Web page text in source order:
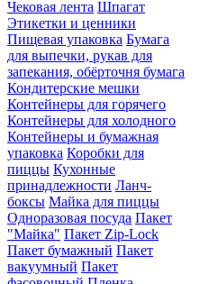
Чековая лента Шпагат
Этикетки и ценники
Пищевая упаковка Бумага
для выпечки, рукав для
запекания, обёрточня бумага
Кондитерские мешки
Контейнеры для горячего
Контейнеры для холодного
Контейнеры и бумажная
упаковка Коробки для
пиццы Кухонные
принадлежности Ланч-
боксы Майка для пиццы
Одноразовая посуда Пакет
"Майка" Пакет Zip-Lock
Пакет бумажный Пакет
вакуумный Пакет